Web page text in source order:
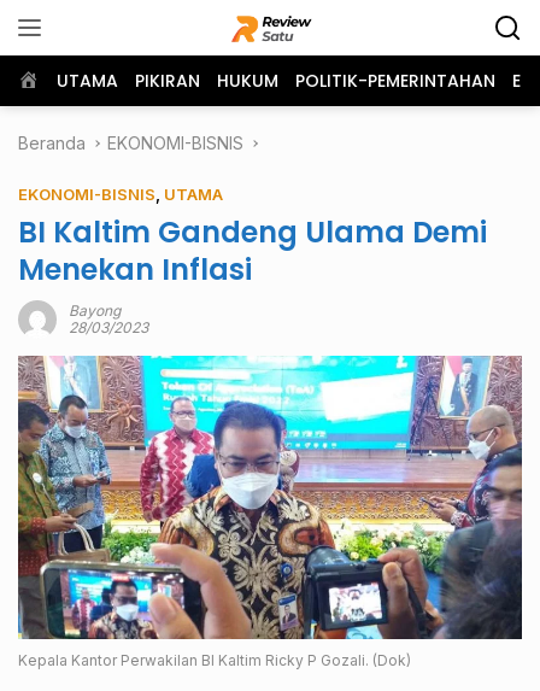
ke
Home
UTAMA PIKIRAN HUKUM POLITIK-PEMERINTAHAN
Beranda EKONOMI-BISNIS
EKONOMI-BISNIS UTAMA
BI Kaltim Gandeng Ulama Demi
Menekan Inflasi
Bayong
28/03/2023
Kepala Kantor Perwakilan BI Kaltim Ricky P Gozali. (Dok)